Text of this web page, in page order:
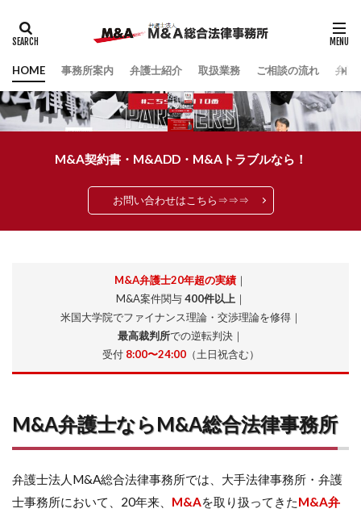
HOME 事務所案内 弁護士紹介 取扱業務 ご相談の流れ 弁護
M&A契約書・M&ADD・M&Aトラブルなら！
お問い合わせはこちら⇒⇒⇒
M&A弁護士20年超の実績 ｜
M&A案件関与400件以上 ｜
米国大学院でファイナンス理論・交渉理論を修得｜
最高裁判所での逆転判決｜
受付 8:00〜24:00（土日祝含む）
M&A弁護士ならM&A総合法律事務所
弁護士法人M&A総合法律事務所では、大手法律事務所・弁護
士事務所において、20年来、 M&Aを取り扱ってきたM&A弁